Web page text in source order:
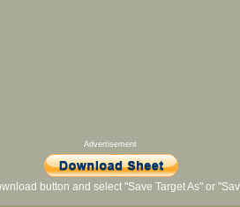
Advertisement
button and select "Save Target As" or